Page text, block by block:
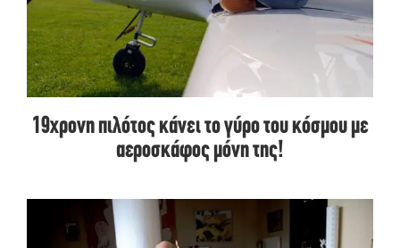
19χρονη πιλότος κάνει το γύρο του κόσμου με
αεροσκάφος μόνη της!